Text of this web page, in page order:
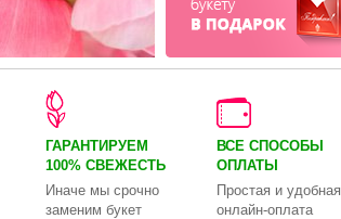
ГАРАНТИРУЕМ
100% СВЕЖЕСТЬ
Иначе мы срочно
заменим букет
ВСЕ СПОСОБЫ
ОПЛАТЫ
Простая и удобная
онлайн-оплата